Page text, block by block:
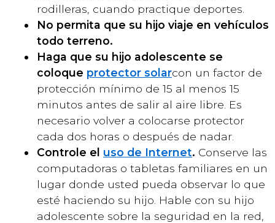
rodilleras, cuando practique deportes.
No permita que su hijo viaje en vehículos
todo terreno.
Haga que su hijo adolescente se
coloque protector solarcon un factor de
protección mínimo de 15 al menos 15
minutos antes de salir al aire libre. Es
necesario volver a colocarse protector
cada dos horas o después de nadar.
Controle el uso de Internet. Conserve las
computadoras o tabletas familiares en un
lugar donde usted pueda observar lo que
esté haciendo su hijo. Hable con su hijo
adolescente sobre la seguridad en la red,